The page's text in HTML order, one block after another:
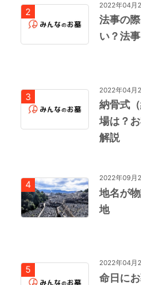
2022年04月
法事の
い？法
2022年04月
納骨式
場は？
解説
2022年09月
地名が
地
2022年04月
命日に